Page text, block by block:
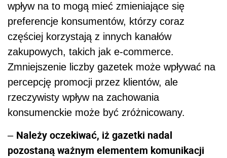
wpływ na to mogą mieć zmieniające się
preferencje konsumentów, którzy coraz
częściej korzystają z innych kanałów
zakupowych, takich jak e-commerce.
Zmniejszenie liczby gazetek może wpływać na
percepcję promocji przez klientów, ale
rzeczywisty wpływ na zachowania
konsumenckie może być zróżnicowany.
– Należy oczekiwać, iż gazetki nadal
pozostaną ważnym elementem komunikacji